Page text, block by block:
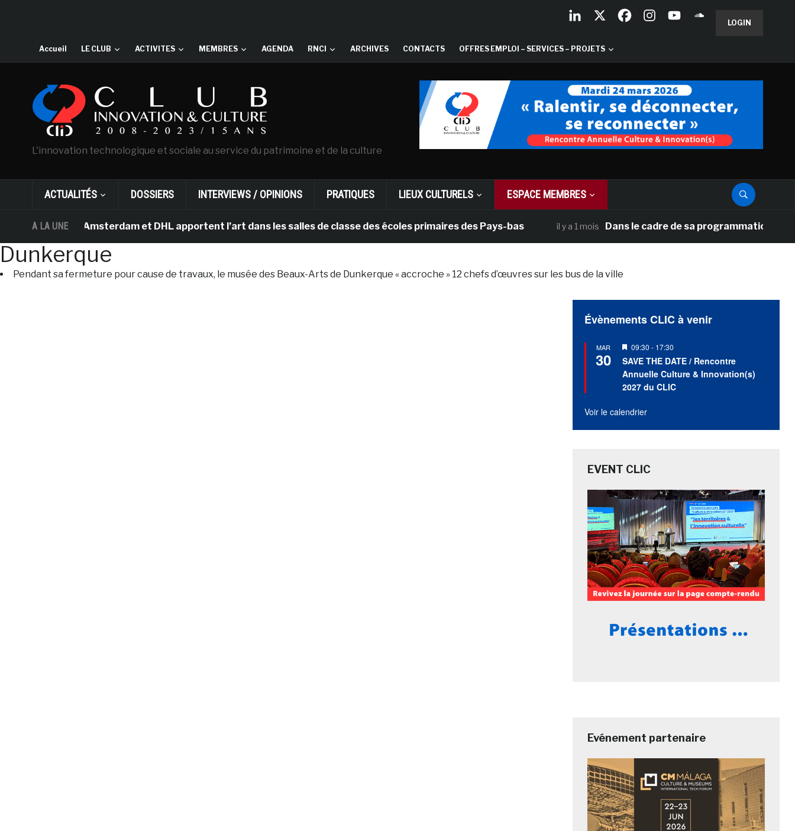
LOGIN
Accueil LE CLUB ACTIVITES MEMBRES AGENDA RNCI ARCHIVES CONTACTS OFFRES EMPLOI – SERVICES – PROJETS
L'innovation technologique et sociale au service du patrimoine et de la culture
ACTUALITÉS DOSSIERS INTERVIEWS / OPINIONS PRATIQUES LIEUX CULTURELS ESPACE MEMBRES
A LA UNE
Van Gogh d’Amsterdam et DHL apportent l’art dans les salles de classe des écoles primaires des Pays-bas il y a 1 mois Dans le cadre de sa programmation
Dunkerque
Pendant sa fermeture pour cause de travaux, le musée des Beaux-Arts de Dunkerque « accroche » 12 chefs d’œuvres sur les bus de la ville
Évènements CLIC à venir
MAR
30
Mis
en
avant
09:30 - 17:30
SAVE THE DATE / Rencontre
Annuelle Culture & Innovation(s)
2027 du CLIC
Voir le calendrier
EVENT CLIC
Evénement partenaire